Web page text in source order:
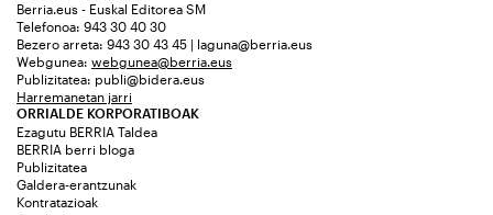
Berria.eus - Euskal Editorea SM
Telefonoa: 943 30 40 30
Bezero arreta: 943 30 43 45 | laguna@berria.eus
Webgunea: webgunea@berria.eus
Publizitatea: publi@bidera.eus
Harremanetan jarri
ORRIALDE KORPORATIBOAK
Ezagutu BERRIA Taldea
BERRIA berri bloga
Publizitatea
Galdera-erantzunak
Kontratazioak